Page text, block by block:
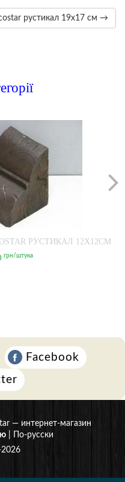
рустикал 19х17 см →
РУСТИКАЛ 12Х12СМ
грн/штука
Facebook
— интернет-магазин
По-русски
2026